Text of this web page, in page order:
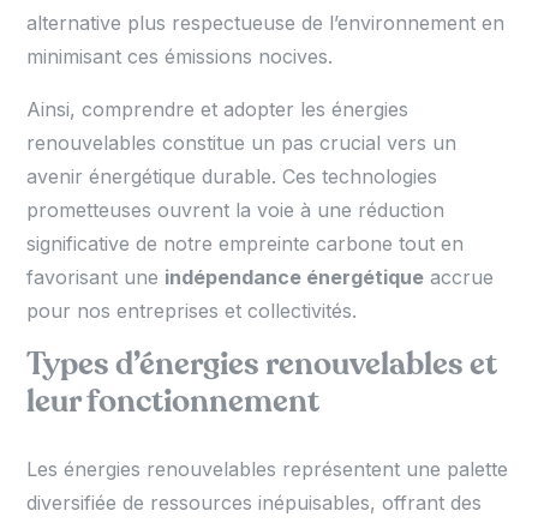
alternative plus respectueuse de l’environnement en
minimisant ces émissions nocives.
Ainsi, comprendre et adopter les énergies
renouvelables constitue un pas crucial vers un
avenir énergétique durable. Ces technologies
prometteuses ouvrent la voie à une réduction
significative de notre empreinte carbone tout en
favorisant une indépendance énergétique accrue
pour nos entreprises et collectivités.
Types d’énergies renouvelables et
leur fonctionnement
Les énergies renouvelables représentent une palette
diversifiée de ressources inépuisables, offrant des